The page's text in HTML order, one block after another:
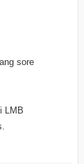
sore
LMB